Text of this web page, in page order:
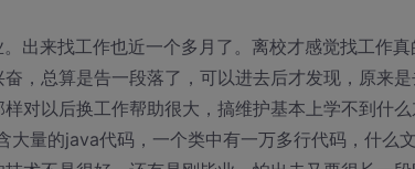
出来找工作也近一个多月了。离校才感觉找工作真
，总算是告一段落了，可以进去后才发现，原来是
对以后换工作帮助很大，搞维护基本上学不到什么
量的java代码，一个类中有一万多行代码，什么